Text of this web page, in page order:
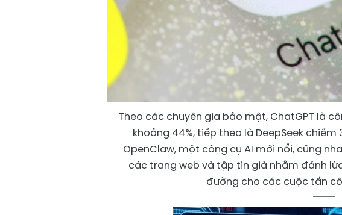
Theo các chuyên gia bảo mật, ChatGPT là
khoảng 44%, tiếp theo là DeepSeek chiếm
OpenClaw, một công cụ AI mới nổi, cũng
các trang web và tập tin giả nhằm đánh
đường cho các cuộc tấn